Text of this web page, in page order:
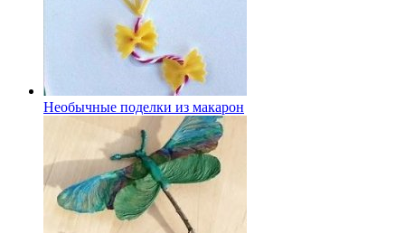
Необычные поделки из макарон